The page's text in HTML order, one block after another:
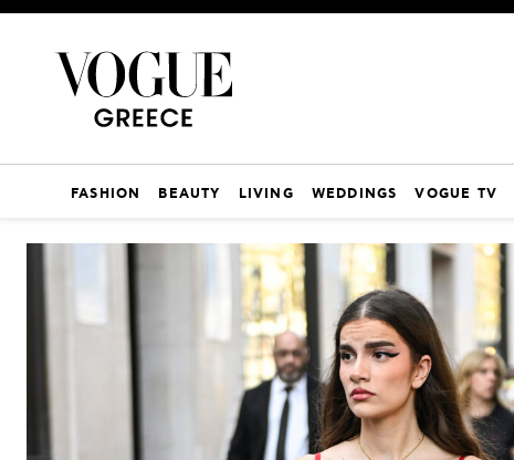
FASHION BEAUTY LIVING WEDDINGS VOGUE TV